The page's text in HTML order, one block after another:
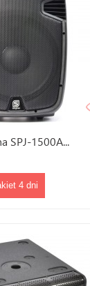
SPJ-1500A...
4 dni